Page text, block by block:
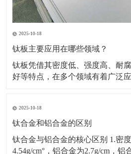
2025-10-18
钛板主要应用在哪些领域？
钛板凭借其密度低、强度高、耐
好等特点，在多个领域有着广泛
机匣）、火箭壳体、航天设备结
需求突出，可降低飞行器重量，
力。能耐受高
2025-10-18
钛合金和铝合金的区别
钛合金与铝合金的核心区别 1.密
4.54g/cm°，铝合金为2.7g/cm，